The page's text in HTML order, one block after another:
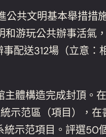
共文明基本舉措措
游玩公共辦事活氣
配送312場（立意
主體構造完成封頂。
統示范區（項目），
示范項目。評選50